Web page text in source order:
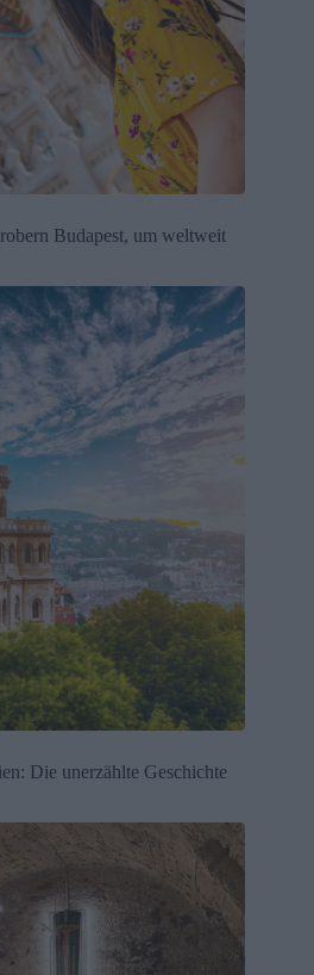
Budapest, um weltweit
Die unerzählte Geschichte